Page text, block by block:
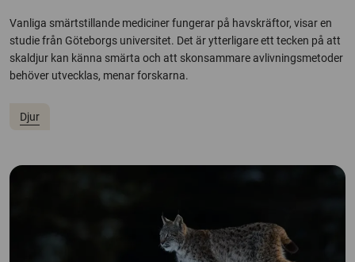
Vanliga smärtstillande mediciner fungerar på havskräftor, visar en
studie från Göteborgs universitet. Det är ytterligare ett tecken på att
skaldjur kan känna smärta och att skonsammare avlivningsmetoder
behöver utvecklas, menar forskarna.
Djur